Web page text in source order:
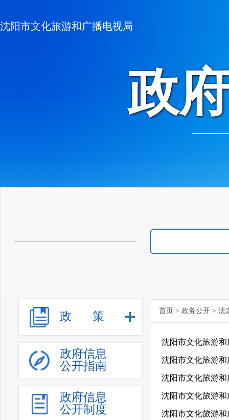
沈阳市文化旅游和广播电视局
政
政 策
政府信息
公开指南
政府信息
公开制度
首页 > 政务公开 > 法
沈阳市文化旅游和
沈阳市文化旅游和
沈阳市文化旅游和